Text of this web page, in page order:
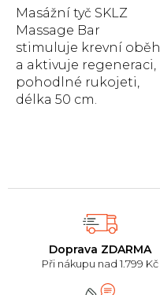
Doprava ZDARMA
Při nákupu nad 1.799 Kč
hvězdiček.
Masážní tyč SKLZ
Massage Bar
stimuluje krevní oběh
a aktivuje regeneraci,
pohodlné rukojeti,
délka 50 cm.